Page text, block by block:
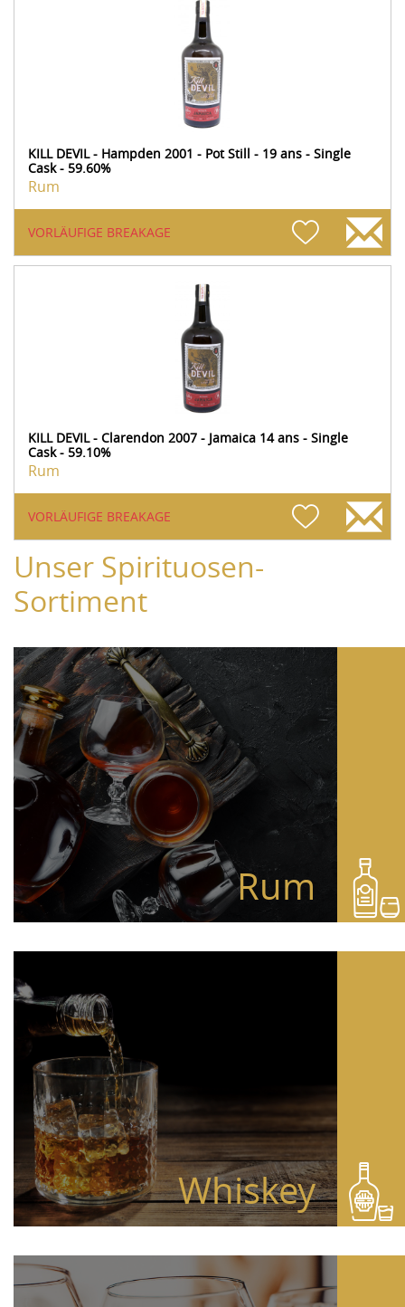
KILL DEVIL - Hampden 2001 - Pot Still - 19 ans - Single
Cask - 59.60%
Rum
VORLÄUFIGE BREAKAGE
KILL DEVIL - Clarendon 2007 - Jamaica 14 ans - Single
Cask - 59.10%
Rum
VORLÄUFIGE BREAKAGE
Unser Spirituosen-
Sortiment
Rum
Whiskey